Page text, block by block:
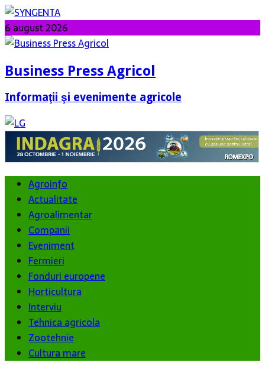
6 august 2026
Business Press Agricol
Informaţii şi evenimente agricole
Agroinfo
Actualitate
Agroalimentar
Companii
Eveniment
Fermieri
Fonduri europene
Horticultura
Interviu
Tehnica agricola
Zootehnie
Cultura mare